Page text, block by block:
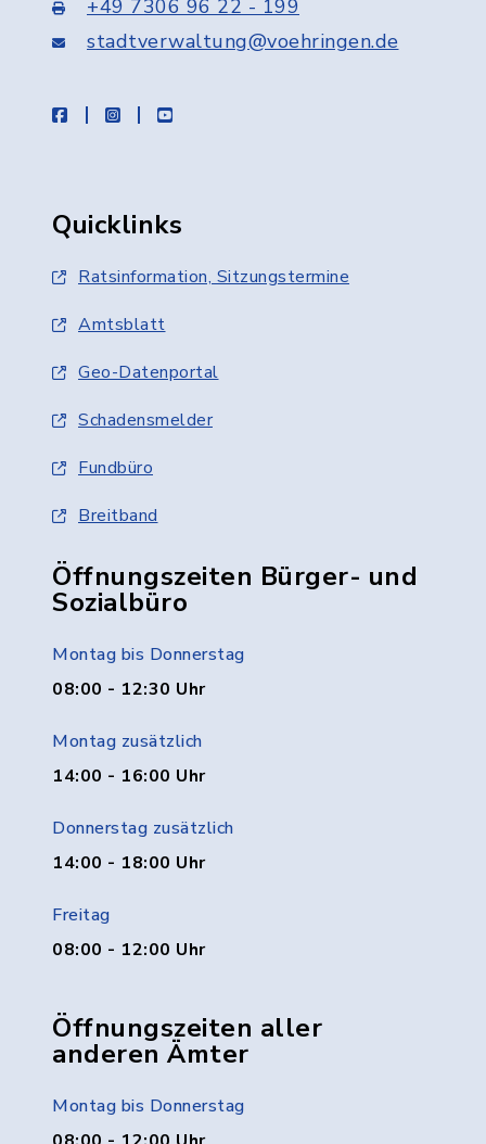
+49 7306 96 22 - 199
stadtverwaltung@voehringen.de
facebookinstagramyoutube
Quicklinks
Ratsinformation, Sitzungstermine
Amtsblatt
Geo-Datenportal
Schadensmelder
Fundbüro
Breitband
Öffnungszeiten Bürger- und
Sozialbüro
Montag bis Donnerstag
08:00 - 12:30 Uhr
Montag zusätzlich
14:00 - 16:00 Uhr
Donnerstag zusätzlich
14:00 - 18:00 Uhr
Freitag
08:00 - 12:00 Uhr
Öffnungszeiten aller
anderen Ämter
Montag bis Donnerstag